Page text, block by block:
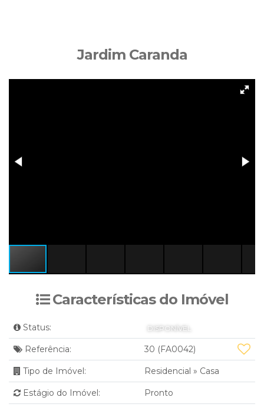
Jardim Caranda
Características do Imóvel
Status: DISPONÍVEL
Referência: 30 (FA0042)
Tipo de Imóvel: Residencial » Casa
Estágio do Imóvel: Pronto